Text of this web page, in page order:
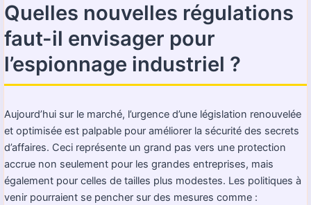
Quelles nouvelles régulations
faut-il envisager pour
l’espionnage industriel ?
Aujourd’hui sur le marché, l’urgence d’une législation renouvelée
et optimisée est palpable pour améliorer la sécurité des secrets
d’affaires. Ceci représente un grand pas vers une protection
accrue non seulement pour les grandes entreprises, mais
également pour celles de tailles plus modestes. Les politiques à
venir pourraient se pencher sur des mesures comme :